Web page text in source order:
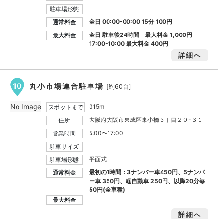
駐車場形態
通常料金
全日 00:00-00:00 15分 100円
最大料金
全日 駐車後24時間 最大料金1,000円
17:00-10:00 最大料金400円
詳細へ
10 丸小市場連合駐車場 [約60台]
スポットまで
315m
住所
大阪府大阪市東成区東小橋３丁目２０-３１
営業時間
5:00〜17:00
駐車サイズ
駐車場形態
平面式
通常料金
最初の1時間：3ナンバー車450円、5ナンバ
ー車 350円、軽自動車 250円、以降20分毎
50円(全車種)
最大料金
詳細へ
No Image